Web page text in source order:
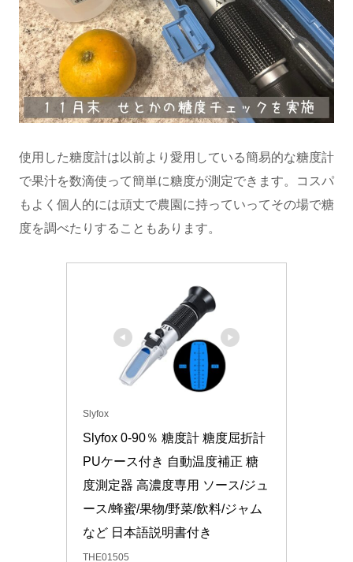
使用した糖度計は以前より愛用している簡易的な糖度計
で果汁を数滴使って簡単に糖度が測定できます。コスパ
もよく個人的には頑丈で農園に持っていってその場で糖
度を調べたりすることもあります。
Slyfox
Slyfox 0-90％ 糖度計 糖度屈折計
PUケース付き 自動温度補正 糖
度測定器 高濃度専用 ソース/ジュ
ース/蜂蜜/果物/野菜/飲料/ジャム
など 日本語説明書付き
‎THE01505